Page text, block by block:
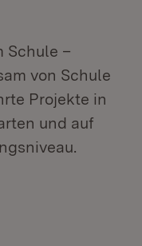
Schule –
von Schule
Projekte in
und auf